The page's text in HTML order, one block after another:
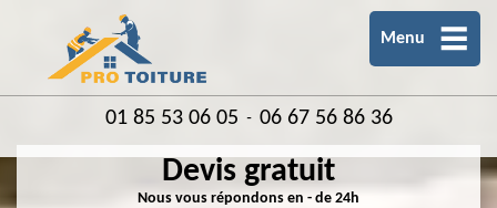
Menu
01 85 53 06 05 - 06 67 56 86 36
Devis gratuit
Nous vous répondons en - de 24h